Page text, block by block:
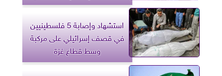
استشهاد وإصابة 5 فلسطينيين
في قصف إسرائيلي على مركبة
وسط قطاع غزة